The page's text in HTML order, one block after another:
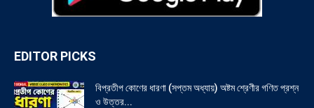
EDITOR PICKS
বিপ্রতীপ কোণের ধারণা (সপ্তম অধ্যায়) অষ্টম শ্রেণীর গণিত প্রশ্ন
ও উত্তর...